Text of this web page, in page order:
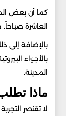
كما أن بعض
العاشرة
بالإضافة إلى
بالأجواء
المدينة.
ماذا
لا تقتصر